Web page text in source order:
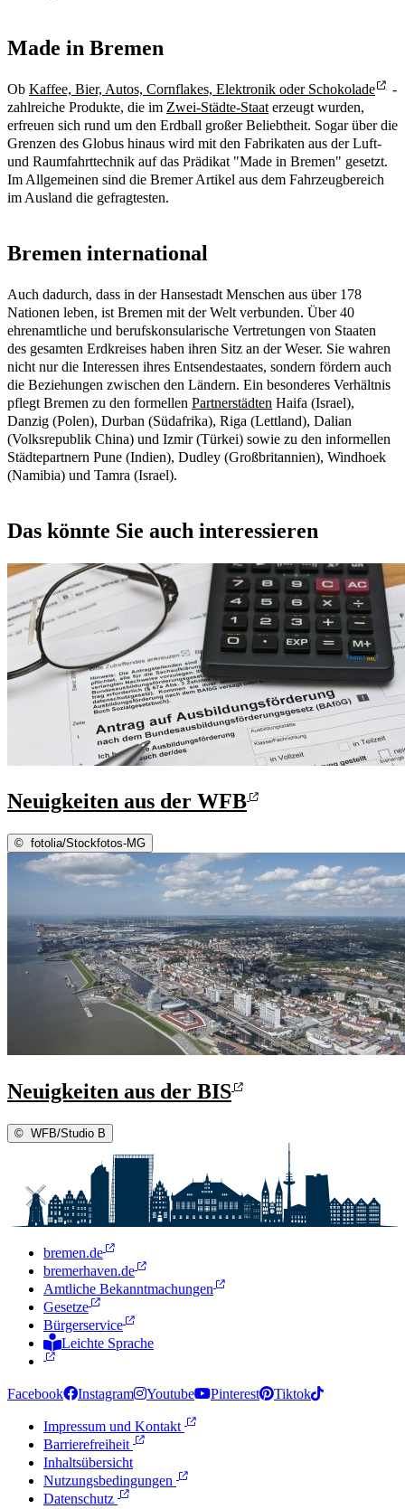
Made in Bremen
Ob Kaffee, Bier, Autos, Cornflakes, Elektronik oder Schokolade
-
zahlreiche Produkte, die im Zwei-Städte-Staat erzeugt wurden,
erfreuen sich rund um den Erdball großer Beliebtheit. Sogar über die
Grenzen des Globus hinaus wird mit den Fabrikaten aus der Luft-
und Raumfahrttechnik auf das Prädikat "Made in Bremen" gesetzt.
Im Allgemeinen sind die Bremer Artikel aus dem Fahrzeugbereich
im Ausland die gefragtesten.
Bremen international
Auch dadurch, dass in der Hansestadt Menschen aus über 178
Nationen leben, ist Bremen mit der Welt verbunden. Über 40
ehrenamtliche und berufskonsularische Vertretungen von Staaten
des gesamten Erdkreises haben ihren Sitz an der Weser. Sie wahren
nicht nur die Interessen ihres Entsendestaates, sondern fördern auch
die Beziehungen zwischen den Ländern. Ein besonderes Verhältnis
pflegt Bremen zu den formellen Partnerstädten Haifa (Israel),
Danzig (Polen), Durban (Südafrika), Riga (Lettland), Dalian
(Volksrepublik China) und Izmir (Türkei) sowie zu den informellen
Städtepartnern Pune (Indien), Dudley (Großbritannien), Windhoek
(Namibia) und Tamra (Israel).
Das könnte Sie auch interessieren
Neuigkeiten aus der WFB
© fotolia/Stockfotos-MG
Neuigkeiten aus der BIS
© WFB/Studio B
bremen.de
bremerhaven.de
Amtliche Bekanntmachungen
Gesetze
Bürgerservice
Leichte Sprache
Zur Deutschen Gebärdensprache
Facebook Instagram Youtube Pinterest Tiktok
Impressum und Kontakt
Barrierefreiheit
Inhaltsübersicht
Nutzungsbedingungen
Datenschutz